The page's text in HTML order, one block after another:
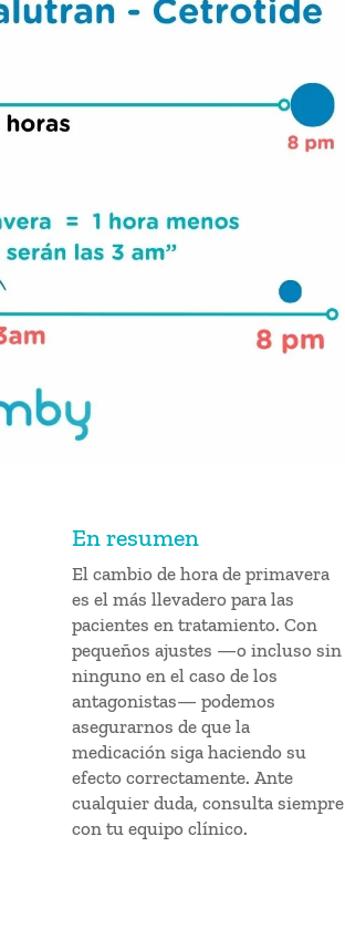
En resumen
El cambio de hora de primavera
es el más llevadero para las
pacientes en tratamiento. Con
pequeños ajustes —o incluso sin
ninguno en el caso de los
antagonistas— podemos
asegurarnos de que la
medicación siga haciendo su
efecto correctamente. Ante
cualquier duda, consulta siempre
con tu equipo clínico.